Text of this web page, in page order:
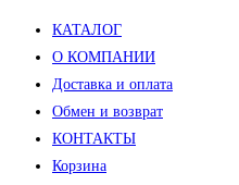
КАТАЛОГ
О КОМПАНИИ
Доставка и оплата
Обмен и возврат
КОНТАКТЫ
Корзина